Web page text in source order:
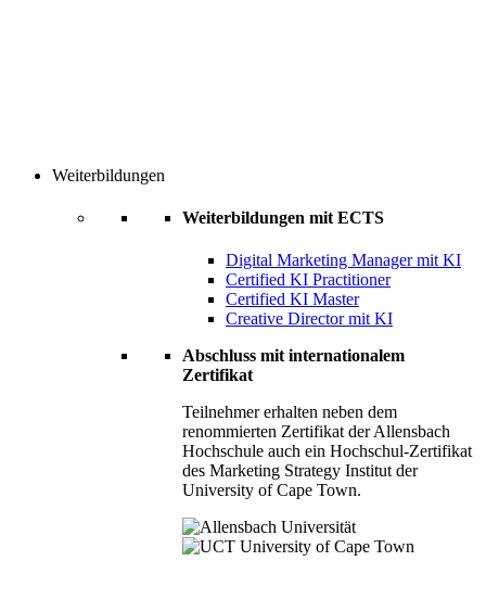
Weiterbildungen
Weiterbildungen mit ECTS
Digital Marketing Manager mit KI
Certified KI Practitioner
Certified KI Master
Creative Director mit KI
Abschluss mit internationalem
Zertifikat
Teilnehmer erhalten neben dem
renommierten Zertifikat der Allensbach
Hochschule auch ein Hochschul-Zertifikat
des Marketing Strategy Institut der
University of Cape Town.